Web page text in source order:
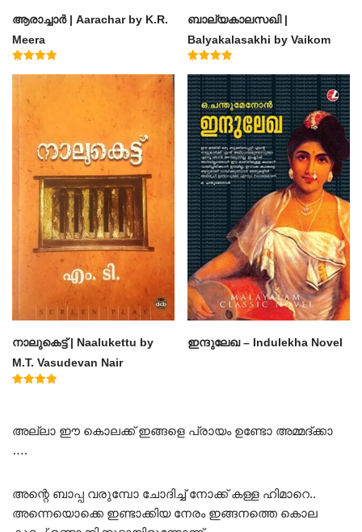
ആരാച്ചാര്‍ | Aarachar by K.R.
Meera
ബാല്യകാലസഖി |
Balyakalasakhi by Vaikom
Muhammad Basheer
4.60
out of 5
നാലുകെട്ട് | Naalukettu by
M.T. Vasudevan Nair
ഇന്ദുലേഖ – Indulekha Novel
അല്ലാ ഈ കൊലക്ക് ഇങ്ങളെ പ്രായം ഉണ്ടോ അമ്മദ്ക്കാ
….
അന്റെ ബാപ്പ വരുമ്പോ ചോദിച്ച് നോക്ക് കള്ള ഹിമാറെ..
അന്നെയൊക്കെ ഇണ്ടാക്കിയ നേരം ഇങ്ങനത്തെ കൊല